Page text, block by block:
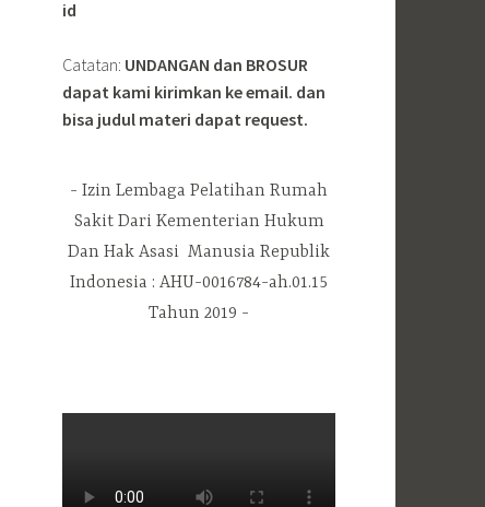
id
Catatan: UNDANGAN dan BROSUR
dapat kami kirimkan ke email. dan
bisa judul materi dapat request.
Izin Lembaga Pelatihan Rumah
Sakit Dari Kementerian Hukum
Dan Hak Asasi Manusia Republik
Indonesia : AHU-0016784-ah.01.15
Tahun 2019